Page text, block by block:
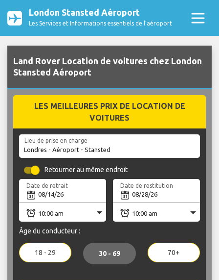
London Stansted Aéroport
Les Services et Informations essentiels de l’aéroport
Land Rover Location de voitures chez London
Stansted Aéroport
LES MEILLEURES PRIX DE LOCATION DE
VOITURES
Lieu de prise en charge
Retourner au même endroit
Date de retrait Date de restitution
Âge du conducteur :
18 - 29 30 - 69 70+